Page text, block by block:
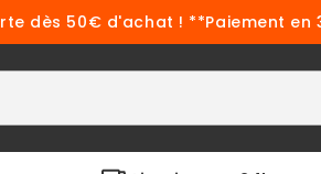
dès 50€ d'achat ! **Paiement en